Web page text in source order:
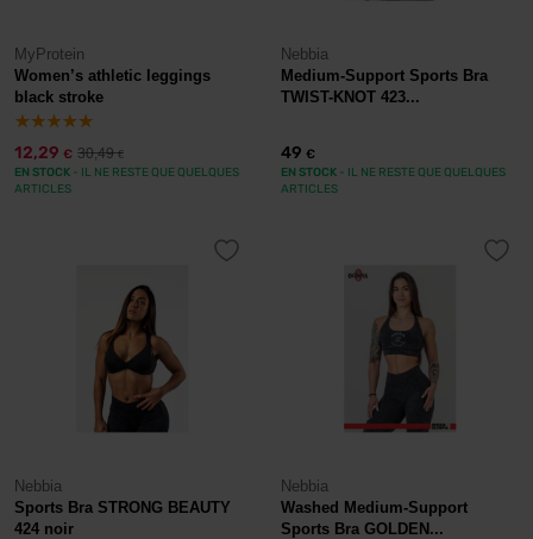
MyProtein
Women’s athletic leggings
black stroke
12,29 € 30,49€
EN STOCK - IL NE RESTE QUE QUELQUES
ARTICLES
Nebbia
Medium-Support Sports Bra
TWIST-KNOT 423...
49 €
EN STOCK - IL NE RESTE QUE QUELQUES
ARTICLES
Nebbia
Sports Bra STRONG BEAUTY
424 noir
Nebbia
Washed Medium-Support
Sports Bra GOLDEN...